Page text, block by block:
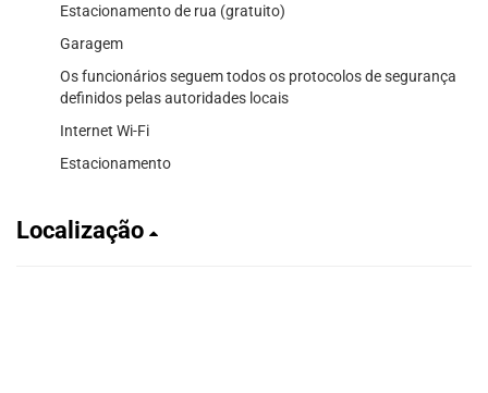
Estacionamento de rua (gratuito)
Garagem
Os funcionários seguem todos os protocolos de segurança
definidos pelas autoridades locais
Internet Wi-Fi
Estacionamento
Localização